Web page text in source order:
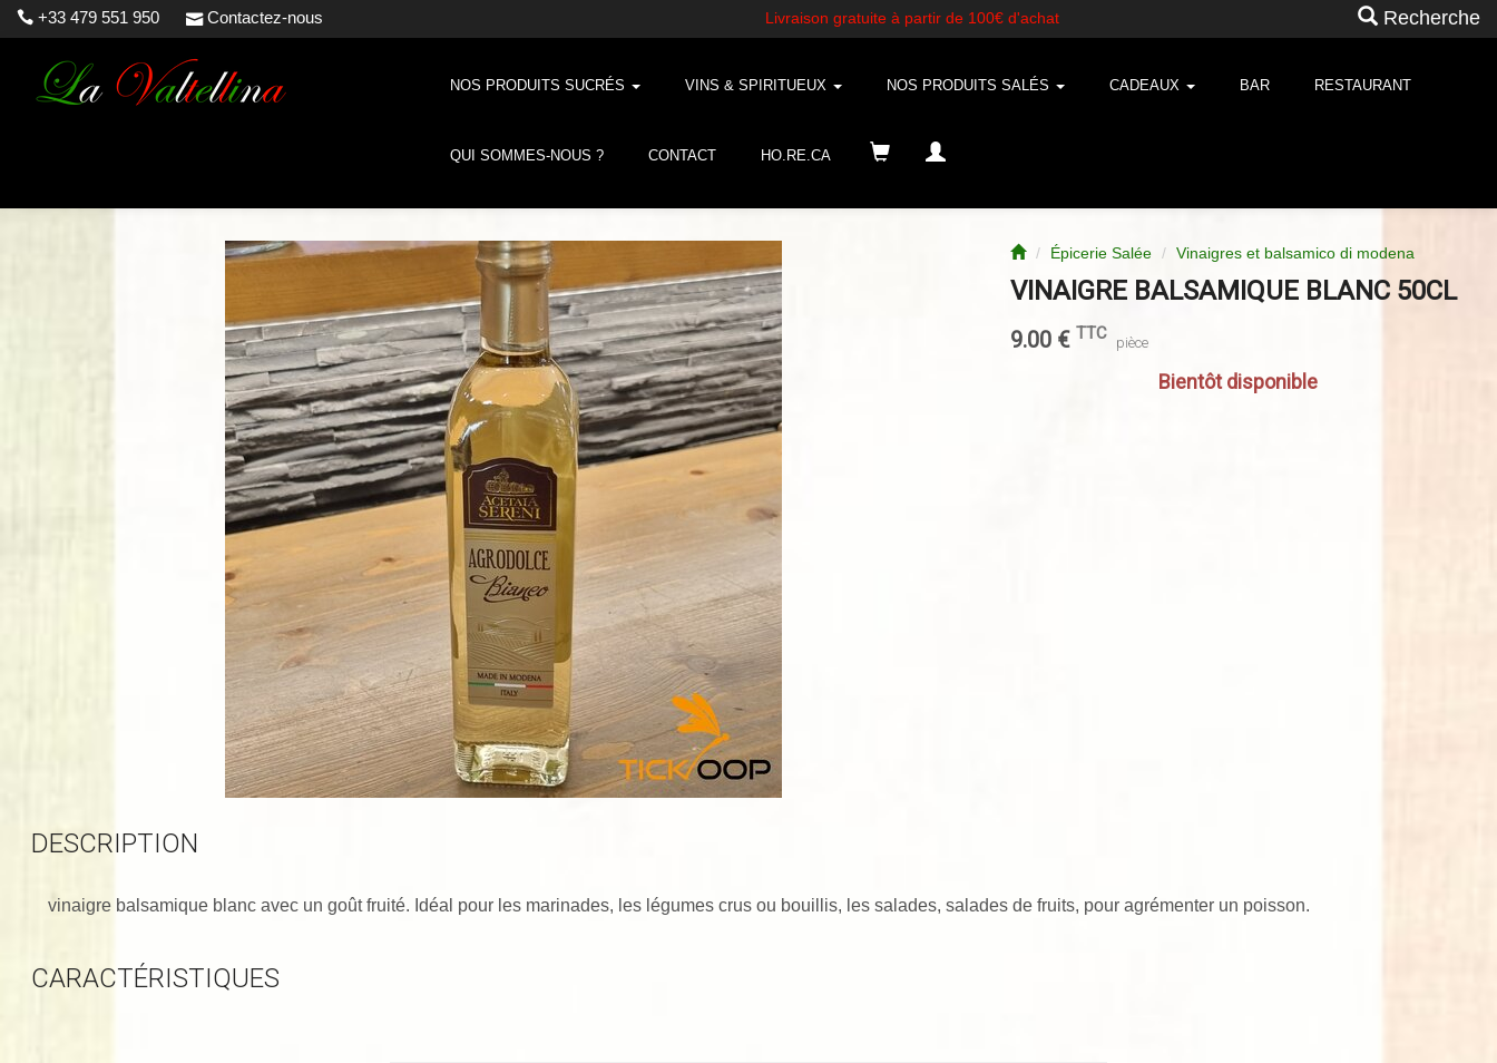
+33 479 551 950 Contactez-nous Recherche
NOS PRODUITS SUCRÉS VINS & SPIRITUEUX NOS PRODUITS SALÉS CADEAUX BAR RESTAURANT
QUI SOMMES-NOUS ? CONTACT HO.RE.CA
Épicerie Salée Vinaigres et balsamico di modena
VINAIGRE BALSAMIQUE BLANC 50CL
9.00€ TTC pièce
Bientôt disponible
DESCRIPTION
vinaigre balsamique blanc avec un goût fruité. Idéal pour les marinades, les légumes crus ou bouillis, les salades, salades de fruits, pour agrémenter un poisson.
CARACTÉRISTIQUES